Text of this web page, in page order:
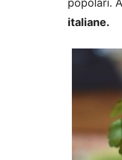
popolari.
italiane.